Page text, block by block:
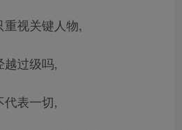
视关键人物,
越过级吗,
代表一切,